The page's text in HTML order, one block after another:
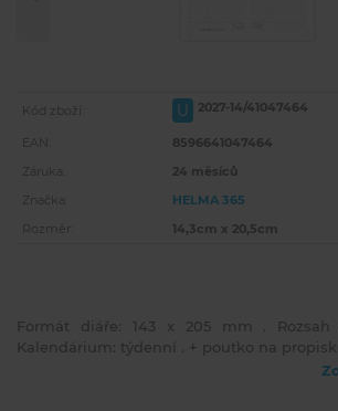
Kód zboží: U 2027-14/41047464
EAN:
8596641047464
Záruka:
24 měsíců
Značka:
HELMA 365
Rozměr:
14,3cm x 20,5cm
Formát diáře: 143 x 205 mm . Rozsah
Kalendárium: týdenní . + poutko na